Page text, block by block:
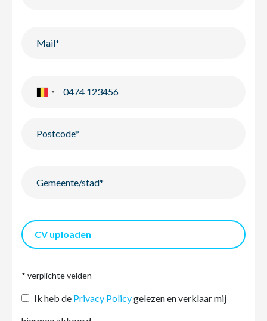
CV uploaden
* verplichte velden
Ik heb de Privacy Policygelezen en verklaar mij